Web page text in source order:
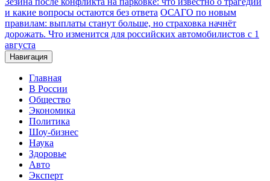
и какие вопросы остаются без ответа ОСАГО по новым
правилам: выплаты станут больше, но страховка начнёт
дорожать. Что изменится для российских автомобилистов с 1
августа
Навигация
Главная
В России
Общество
Экономика
Политика
Шоу-бизнес
Наука
Здоровье
Авто
Эксперт